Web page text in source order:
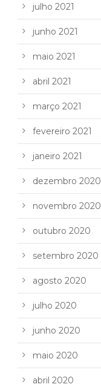
julho 2021
junho 2021
maio 2021
abril 2021
março 2021
fevereiro 2021
janeiro 2021
dezembro 2020
novembro 2020
outubro 2020
setembro 2020
agosto 2020
julho 2020
junho 2020
maio 2020
abril 2020